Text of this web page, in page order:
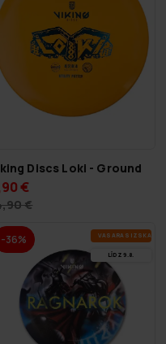
Discs Loki - Ground
€
€
-36% VA­SA­RAS IZ­SKA­ŅA
LĪDZ 9.8.